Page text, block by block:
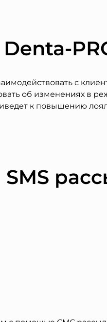
с
об изменениях в
к повышению